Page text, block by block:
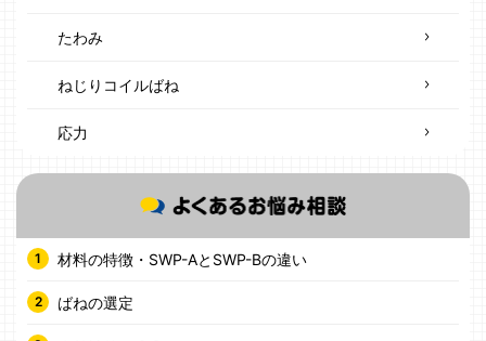
たわみ
ねじりコイルばね
応力
材料の特徴・SWP-AとSWP-Bの違い
ばねの選定